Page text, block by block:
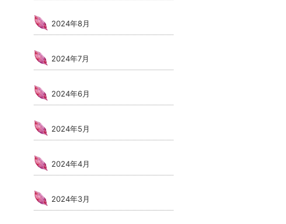
2024年8月
2024年7月
2024年6月
2024年5月
2024年4月
2024年3月